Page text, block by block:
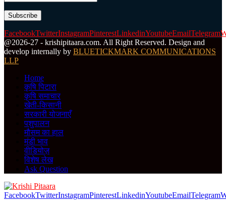
FacebookTwitterInstagramPinterestLinkedinYoutubeEmailTelegram
@2026-27 - krishipitaara.com. All Right Reserved. Design and
develop internally by BLUETICKMARK COMMUNICATIONS
LLP
Home
कृषि पिटारा
कृषि समाचार
खेती-किसानी
सरकारी योजनाएँ
पशुपालन
मौसम का हाल
मंडी भाव
वीडियोज़
विशेष लेख
Ask Question
FacebookTwitterInstagramPinterestLinkedinYoutubeEmailTelegram